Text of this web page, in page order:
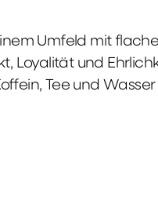
Umfeld mit
Loyalität und
Tee und